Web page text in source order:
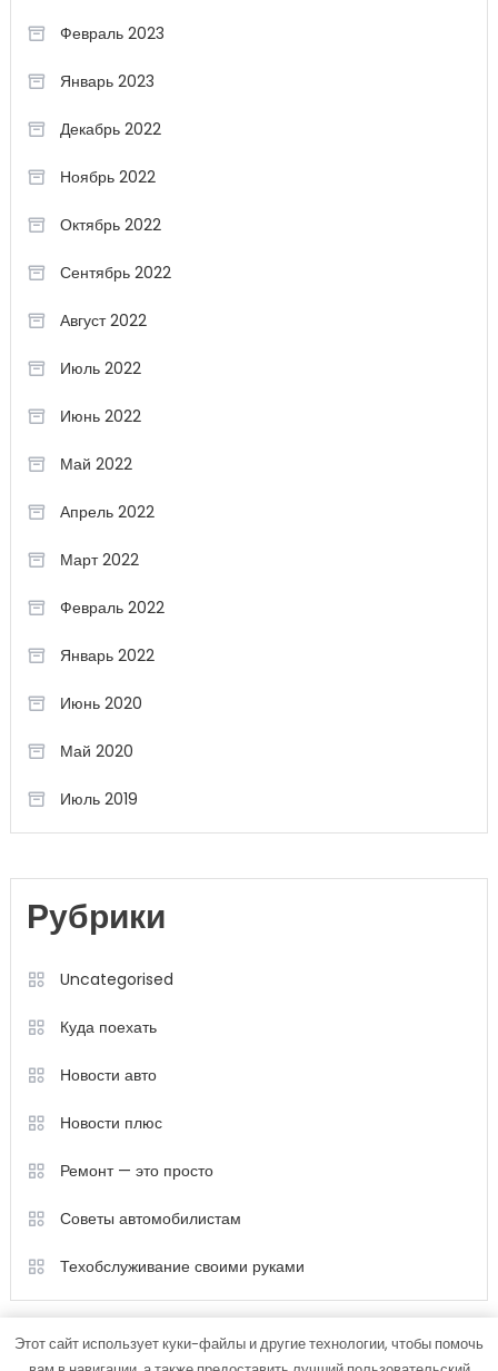
Февраль 2023
Январь 2023
Декабрь 2022
Ноябрь 2022
Октябрь 2022
Сентябрь 2022
Август 2022
Июль 2022
Июнь 2022
Май 2022
Апрель 2022
Март 2022
Февраль 2022
Январь 2022
Июнь 2020
Май 2020
Июль 2019
Рубрики
Uncategorised
Куда поехать
Новости авто
Новости плюс
Ремонт — это просто
Советы автомобилистам
Техобслуживание своими руками
Этот сайт использует куки-файлы и другие технологии, чтобы помочь